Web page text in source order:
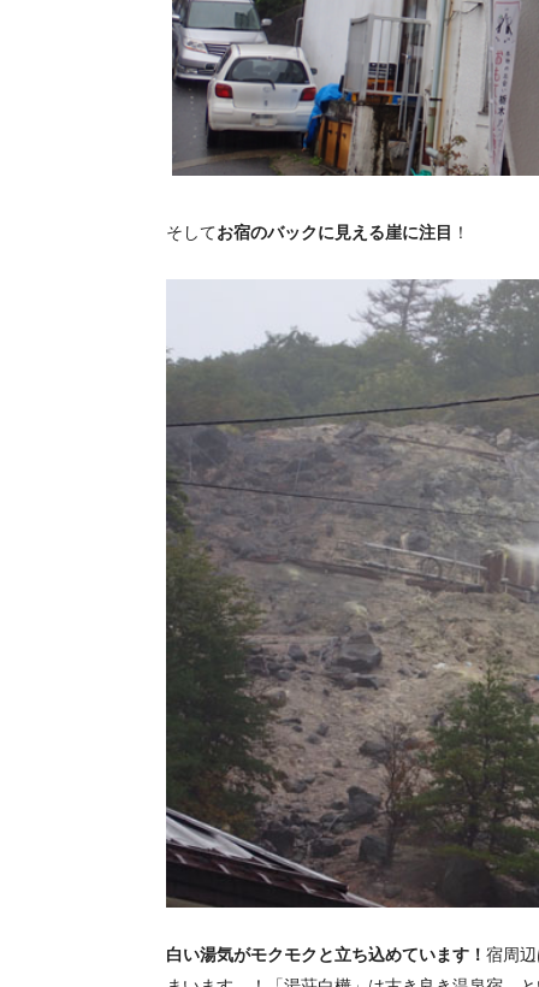
そしてお宿のバックに見える崖に注目 ！
白い湯気がモクモクと立ち込めています！ 宿周